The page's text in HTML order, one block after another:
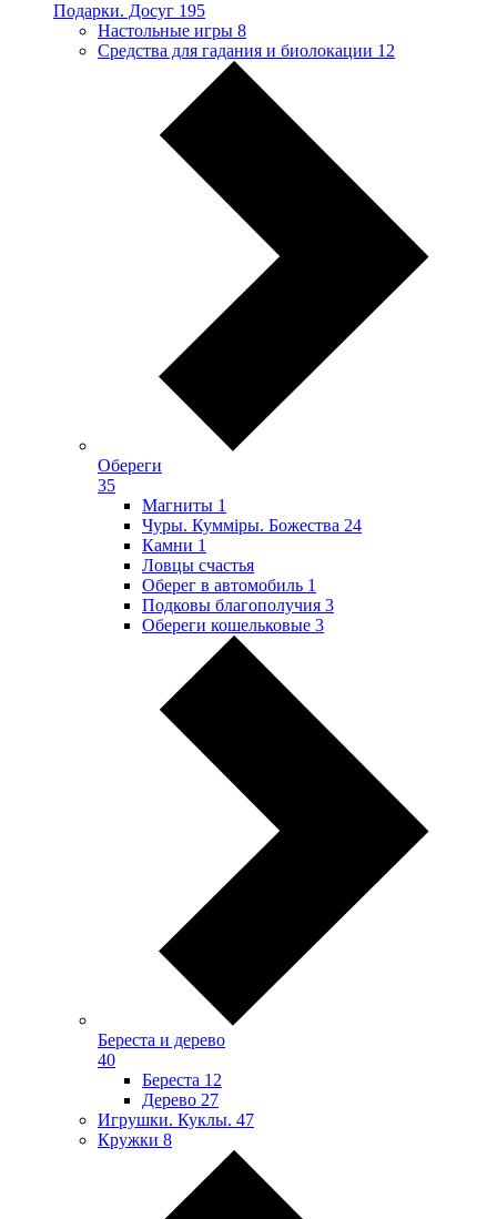
Подарки. Досуг 195
Настольные игры 8
Средства для гадания и биолокации 12
Обереги
35
Магниты 1
Чуры. Куммiры. Божества 24
Камни 1
Ловцы счастья
Оберег в автомобиль 1
Подковы благополучия 3
Обереги кошельковые 3
Береста и дерево
40
Береста 12
Дерево 27
Игрушки. Куклы. 47
Кружки 8